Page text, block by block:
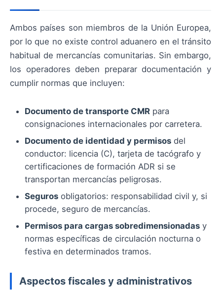
Ambos países son miembros de la Unión Europea,
por lo que no existe control aduanero en el tránsito
habitual de mercancías comunitarias. Sin embargo,
los operadores deben preparar documentación y
cumplir normas que incluyen:
Documento de transporte CMR para
consignaciones internacionales por carretera.
Documento de identidad y permisos del
conductor: licencia (C), tarjeta de tacógrafo y
certificaciones de formación ADR si se
transportan mercancías peligrosas.
Seguros obligatorios: responsabilidad civil y, si
procede, seguro de mercancías.
Permisos para cargas sobredimensionadas y
normas específicas de circulación nocturna o
festiva en determinados tramos.
Aspectos fiscales y administrativos